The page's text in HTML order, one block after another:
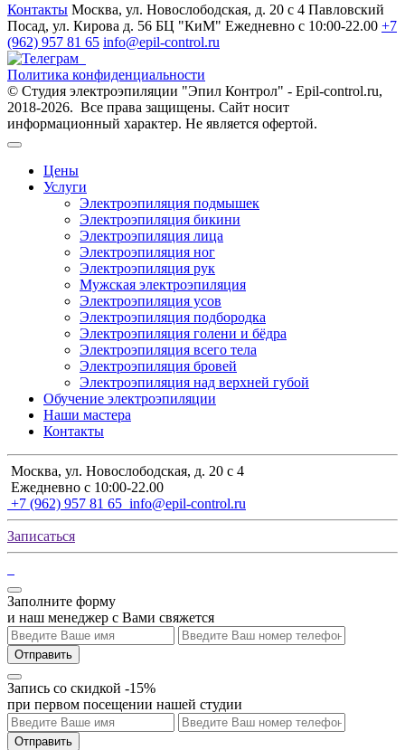
Контакты Москва, ул. Новослободская, д. 20 с 4 Павловский
Посад, ул. Кирова д. 56 БЦ "КиМ" Ежедневно с 10:00-22.00 +7
(962) 957 81 65 info@epil-control.ru
Политика конфиденциальности
© Студия электроэпиляции "Эпил Контрол" - Epil-control.ru,
2018-2026. Все права защищены. Сайт носит
информационный характер. Не является офертой.
Цены
Услуги
Электроэпиляция подмышек
Электроэпиляция бикини
Электроэпиляция лица
Электроэпиляция ног
Электроэпиляция рук
Мужская электроэпиляция
Электроэпиляция усов
Электроэпиляция подбородка
Электроэпиляция голени и бёдра
Электроэпиляция всего тела
Электроэпиляция бровей
Электроэпиляция над верхней губой
Обучение электроэпиляции
Наши мастера
Контакты
Москва, ул. Новослободская, д. 20 с 4
Ежедневно с 10:00-22.00
+7 (962) 957 81 65 info@epil-control.ru
Записаться
Заполните форму
и наш менеджер с Вами свяжется
Отправить
Запись со скидкой -15%
при первом посещении нашей студии
Отправить